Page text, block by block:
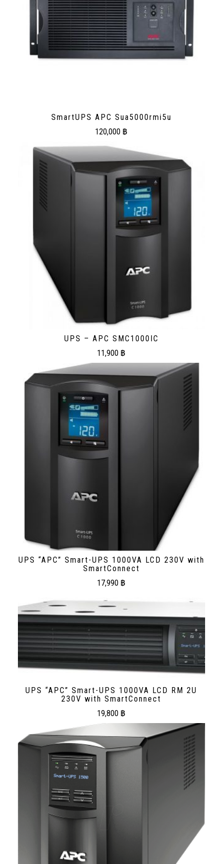
SmartUPS APC Sua5000rmi5u
120,000 ฿
UPS – APC SMC1000IC
11,900 ฿
UPS “APC” Smart-UPS 1000VA LCD 230V with
SmartConnect
17,990 ฿
UPS “APC” Smart-UPS 1000VA LCD RM 2U
230V with SmartConnect
19,800 ฿